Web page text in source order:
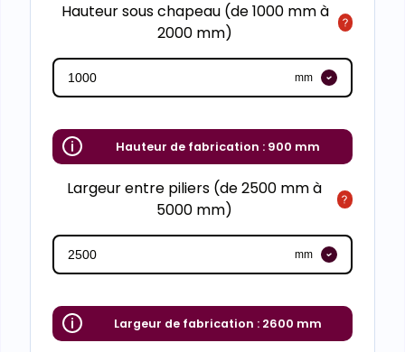
Hauteur sous chapeau (de 1000 mm à
2000 mm)
mm
Hauteur de fabrication : 900 mm
Largeur entre piliers (de 2500 mm à
5000 mm)
mm
Largeur de fabrication : 2600 mm